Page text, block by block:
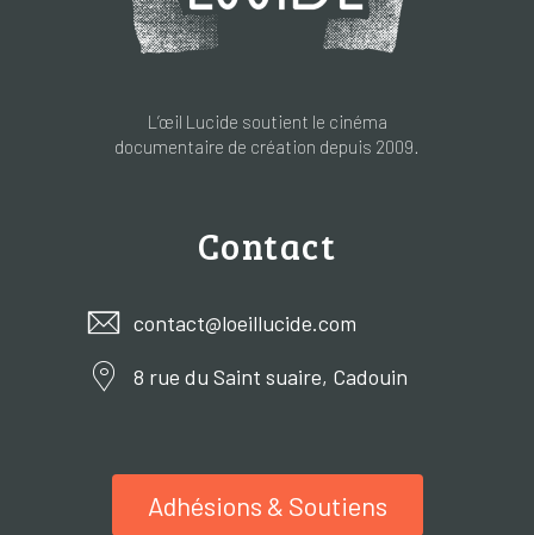
L’œil Lucide soutient le cinéma
documentaire de création depuis 2009.
Contact
contact@loeillucide.com
8 rue du Saint suaire, Cadouin
Adhésions & Soutiens